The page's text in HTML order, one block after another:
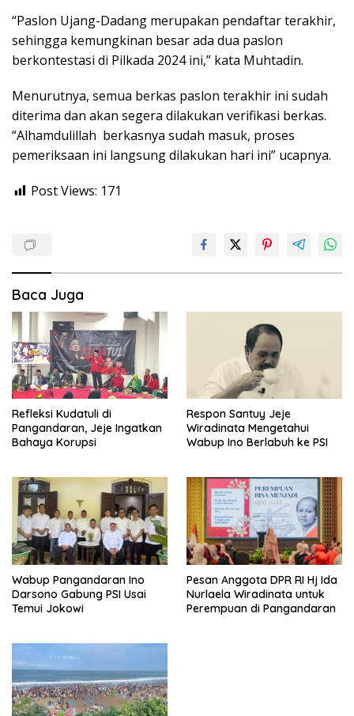
“Paslon Ujang-Dadang merupakan pendaftar terakhir,
sehingga kemungkinan besar ada dua paslon
berkontestasi di Pilkada 2024 ini,” kata Muhtadin.
Menurutnya, semua berkas paslon terakhir ini sudah
diterima dan akan segera dilakukan verifikasi berkas.
“Alhamdulillah berkasnya sudah masuk, proses
pemeriksaan ini langsung dilakukan hari ini” ucapnya.
Post Views: 171
Baca Juga
Refleksi Kudatuli di
Pangandaran, Jeje Ingatkan
Bahaya Korupsi
Respon Santuy Jeje
Wiradinata Mengetahui
Wabup Ino Berlabuh ke PSI
Wabup Pangandaran Ino
Darsono Gabung PSI Usai
Temui Jokowi
Pesan Anggota DPR RI Hj Ida
Nurlaela Wiradinata untuk
Perempuan di Pangandaran